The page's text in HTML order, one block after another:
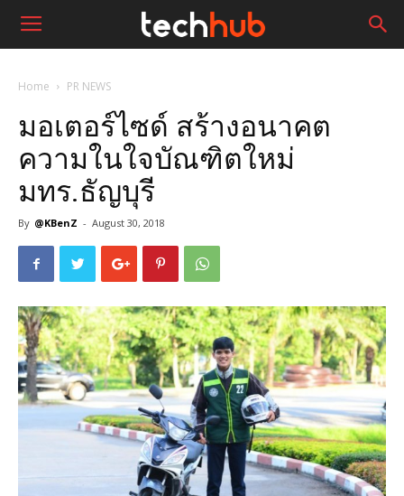
Home PR NEWS
มอเตอร์ไซด์ สร้างอนาคต​
ความในใจบัณฑิตใหม่
มทร.ธัญบุรี
By @KBenZ - August 30, 2018